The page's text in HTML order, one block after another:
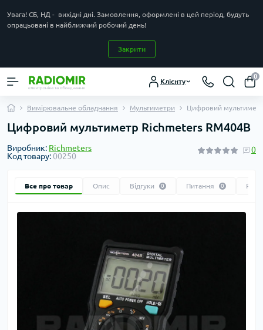
Увага! СБ, НД - вихідні дні. Замовлення, оформлені в цей період, будуть
опрацьовані в найближчий робочий день!
Закрити
Клієнту
0
Вимірювальне обладнання Мультиметри Цифровий
Цифровий мультиметр Richmeters RM404B
Виробник: Richmeters
Код товару:00250
0
Все про товар Опис Відгуки 0 Питання 0